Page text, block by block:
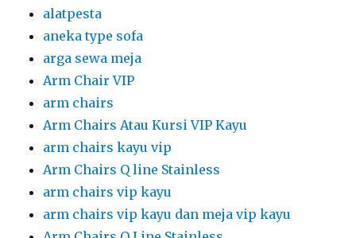
alatpesta
aneka type sofa
arga sewa meja
Arm Chair VIP
arm chairs
Arm Chairs Atau Kursi VIP Kayu
arm chairs kayu vip
Arm Chairs Q line Stainless
arm chairs vip kayu
arm chairs vip kayu dan meja vip kayu